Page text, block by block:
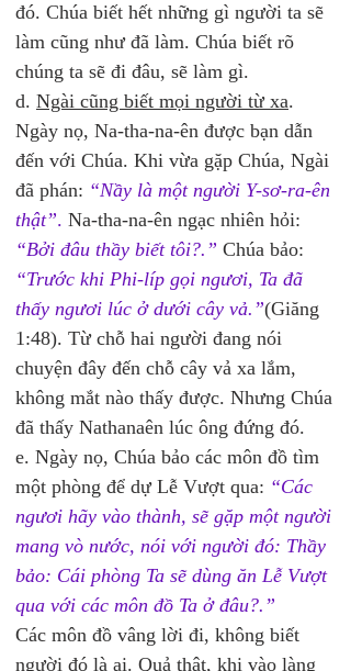
đó. Chúa biết hết những gì người ta sẽ
làm cũng như đã làm. Chúa biết rõ
chúng ta sẽ đi đâu, sẽ làm gì.
d. Ngài cũng biết mọi người từ xa.
Ngày nọ, Na-tha-na-ên được bạn dẫn
đến với Chúa. Khi vừa gặp Chúa, Ngài
đã phán: “Nầy là một người Y-sơ-ra-ên
thật”. Na-tha-na-ên ngạc nhiên hỏi:
“Bởi đâu thầy biết tôi?.” Chúa bảo:
“Trước khi Phi-líp gọi ngươi, Ta đã
thấy ngươi lúc ở dưới cây vả.”(Giăng
1:48). Từ chỗ hai người đang nói
chuyện đây đến chỗ cây vả xa lắm,
không mắt nào thấy được. Nhưng Chúa
đã thấy Nathanaên lúc ông đứng đó.
e. Ngày nọ, Chúa bảo các môn đồ tìm
một phòng để dự Lễ Vượt qua: “Các
ngươi hãy vào thành, sẽ gặp một người
mang vò nước, nói với người đó: Thầy
bảo: Cái phòng Ta sẽ dùng ăn Lễ Vượt
qua với các môn đồ Ta ở đâu?.”
Các môn đồ vâng lời đi, không biết
người đó là ai. Quả thật, khi vào làng